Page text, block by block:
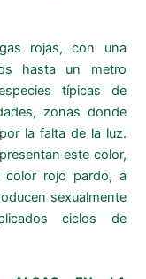
rojas, con una
hasta un metro
típicas de
zonas donde
la falta de la luz.
este color,
rojo pardo, a
sexualmente
ciclos de